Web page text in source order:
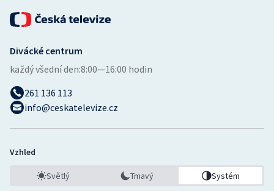
Divácké centrum
každý všední den:8:00—16:00 hodin
261 136 113
info@ceskatelevize.cz
Vzhled
Světlý Tmavý Systém